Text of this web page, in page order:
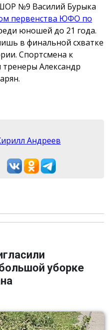
№9 Василий Бурыка
первенства ЮФО по
юношей до 21 года.
в финальной схватке
Спортсмена к
Александр
Андреев
уборке